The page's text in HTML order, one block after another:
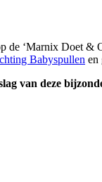
de ‘Marnix Doet
Babyspullen en
van deze